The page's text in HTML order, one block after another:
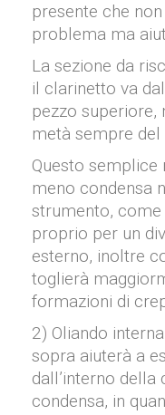
presente che
problema ma
La sezione da
il clarinetto va
pezzo superiore,
metà sempre
Questo
meno condensa
strumento,
proprio per un
esterno, inoltre
toglierà
formazioni di
2) Oliando
sopra aiuterà a
dall’interno
condensa, in